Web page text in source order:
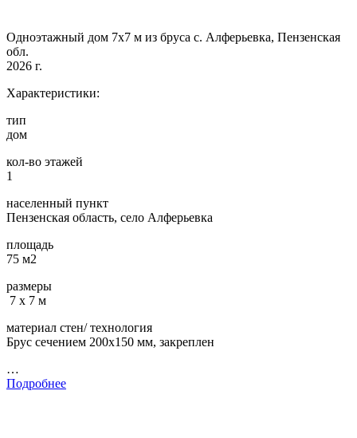
Одноэтажный дом 7х7 м из бруса с. Алферьевка, Пензенская
обл.
2026 г.
Характеристики:
тип
дом
кол-во этажей
1
населенный пункт
Пензенская область, село Алферьевка
площадь
75 м2
размеры
7 х 7 м
материал стен/ технология
Брус сечением 200х150 мм, закреплен
…
Подробнее